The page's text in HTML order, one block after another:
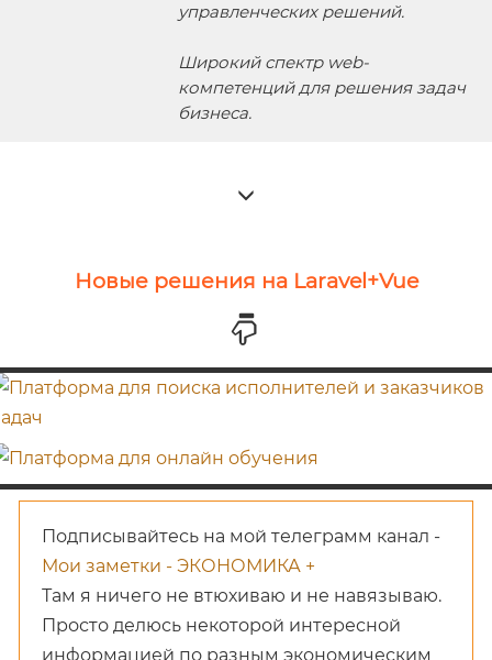
управленческих решений.
Широкий спектр web-
компетенций для решения задач
бизнеса.
Новые решения на Laravel+Vue
Подписывайтесь на мой телеграмм канал -
Мои заметки - ЭКОНОМИКА +
Там я ничего не втюхиваю и не навязываю.
Просто делюсь некоторой интересной
информацией по разным экономическим